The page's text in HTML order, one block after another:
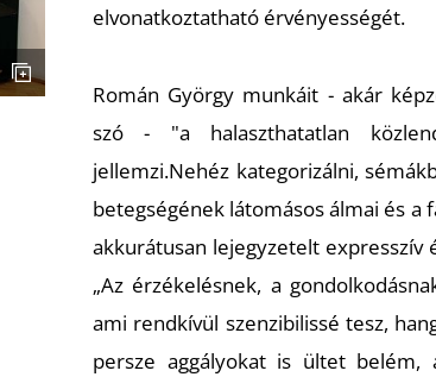
elvonatkoztatható érvényességét.
Román György munkáit - akár
szó - "a halaszthatatlan
jellemzi.Nehéz kategorizálni,
betegségének látomásos álmai és a
akkurátusan lejegyzetelt expresszív
„Az érzékelésnek, a
ami rendkívül szenzibilissé tesz,
persze aggályokat is ültet belém,